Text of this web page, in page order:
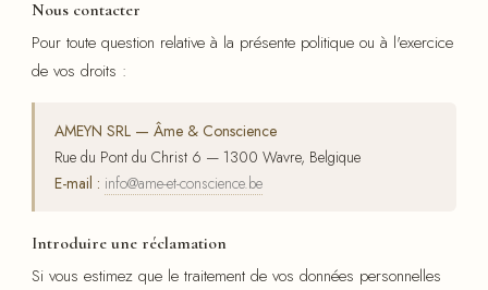
Nous contacter
Pour toute question relative à la présente politique ou à l'exercice
de vos droits :
AMEYN SRL — Âme & Conscience
Rue du Pont du Christ 6 — 1300 Wavre, Belgique
E-mail : info@ame-et-conscience.be
Introduire une réclamation
Si vous estimez que le traitement de vos données personnelles